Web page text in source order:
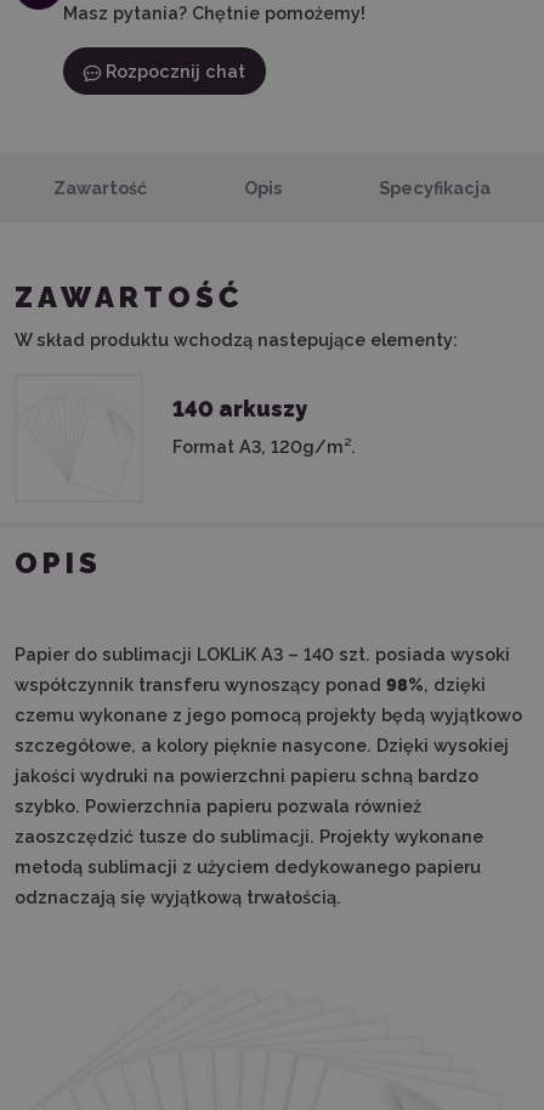
Masz pytania? Chętnie pomożemy!
Rozpocznij chat
Zawartość Opis Specyfikacja
ZAWARTOŚĆ
W skład produktu wchodzą nastepujące elementy:
140 arkuszy
Format A3, 120g/m².
OPIS
Papier do sublimacji LOKLiK A3 – 140 szt. posiada wysoki
współczynnik transferu wynoszący ponad 98%, dzięki
czemu wykonane z jego pomocą projekty będą wyjątkowo
szczegółowe, a kolory pięknie nasycone. Dzięki wysokiej
jakości wydruki na powierzchni papieru schną bardzo
szybko. Powierzchnia papieru pozwala również
zaoszczędzić tusze do sublimacji. Projekty wykonane
metodą sublimacji z użyciem dedykowanego papieru
odznaczają się wyjątkową trwałością.